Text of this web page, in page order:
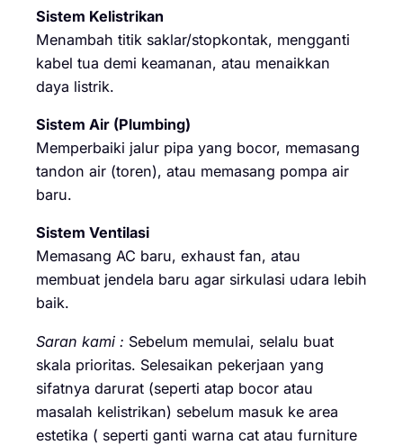
Sistem Kelistrikan
Menambah titik saklar/stopkontak, mengganti
kabel tua demi keamanan, atau menaikkan
daya listrik.
Sistem Air (Plumbing)
Memperbaiki jalur pipa yang bocor, memasang
tandon air (toren), atau memasang pompa air
baru.
Sistem Ventilasi
Memasang AC baru, exhaust fan, atau
membuat jendela baru agar sirkulasi udara lebih
baik.
Saran kami : Sebelum memulai, selalu buat
skala prioritas. Selesaikan pekerjaan yang
sifatnya darurat (seperti atap bocor atau
masalah kelistrikan) sebelum masuk ke area
estetika ( seperti ganti warna cat atau furniture